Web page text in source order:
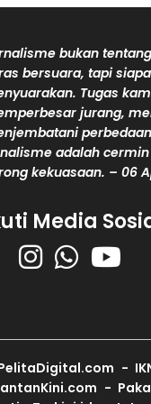
bukan
bersuara, tapi
Tugas
jurang,
adalah
kekuasaan. – 06
Media